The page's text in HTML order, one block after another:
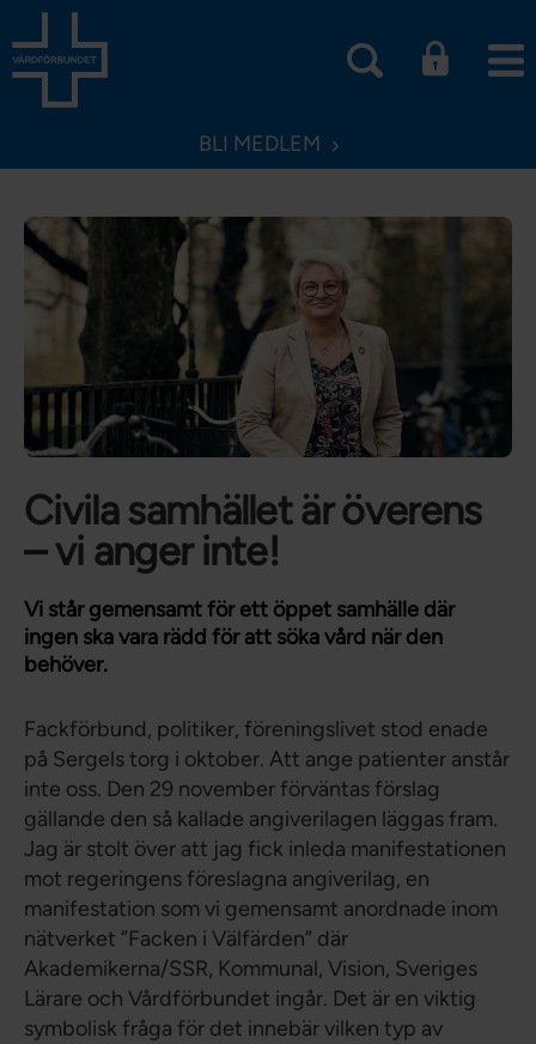
BLI MEDLEM
Civila samhället är överens
– vi anger inte!
Vi står gemensamt för ett öppet samhälle där
ingen ska vara rädd för att söka vård när den
behöver.
Fackförbund, politiker, föreningslivet stod enade
på Sergels torg i oktober. Att ange patienter anstår
inte oss. Den 29 november förväntas förslag
gällande den så kallade angiverilagen läggas fram.
Jag är stolt över att jag fick inleda manifestationen
mot regeringens föreslagna angiverilag, en
manifestation som vi gemensamt anordnade inom
nätverket ”Facken i Välfärden” där
Akademikerna/SSR, Kommunal, Vision, Sveriges
Lärare och Vårdförbundet ingår. Det är en viktig
symbolisk fråga för det innebär vilken typ av